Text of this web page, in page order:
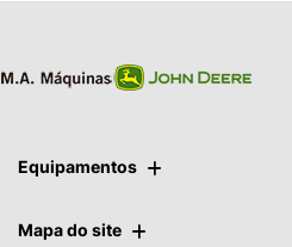
Equipamentos
Mapa do site